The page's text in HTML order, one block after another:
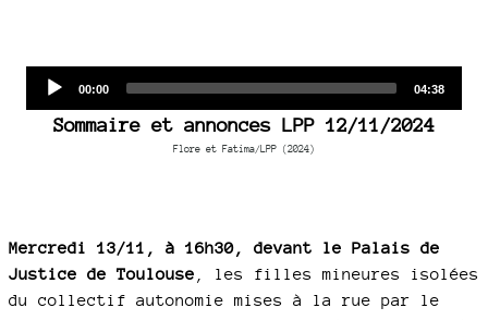
Current
00:00
Total
04:38
Sommaire et annonces LPP 12/11/2024
Flore et Fatima/LPP (2024)
Mercredi 13/11, à 16h30, devant le Palais de
Justice de Toulouse , les filles mineures isolées
du collectif autonomie mises à la rue par le